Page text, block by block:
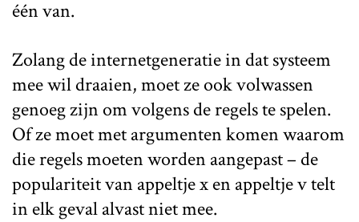
één van.
Zolang de internetgeneratie in dat systeem
mee wil draaien, moet ze ook volwassen
genoeg zijn om volgens de regels te spelen.
Of ze moet met argumenten komen waarom
die regels moeten worden aangepast – de
populariteit van appeltje x en appeltje v telt
in elk geval alvast niet mee.